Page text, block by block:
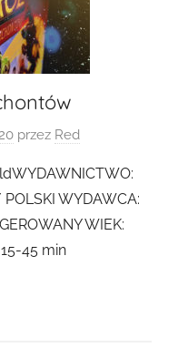
przez Red
WYDAWCA:
WIEK:
45 min